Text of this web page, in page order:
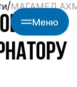
Меню
МАГАМЕД